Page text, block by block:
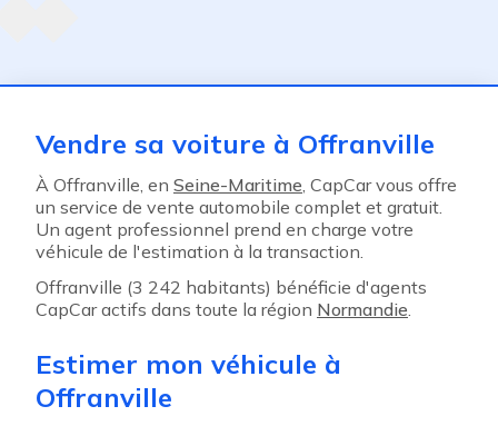
Vendre sa voiture à Offranville
À Offranville, en Seine-Maritime, CapCar vous offre
un service de vente automobile complet et gratuit.
Un agent professionnel prend en charge votre
véhicule de l'estimation à la transaction.
Offranville (3 242 habitants) bénéficie d'agents
CapCar actifs dans toute la région Normandie.
Estimer mon véhicule à
Offranville